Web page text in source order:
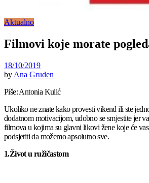
Aktualno
Filmovi koje morate
18/10/2019
by Ana Gruden
Piše: Antonia Kulić
Ukoliko ne znate kako provesti vikend ili ste
dodatnom motivacijom, udobno se smjestite jer
filmova u kojima su glavni likovi žene koje će
podsjetiti da možemo apsolutno sve.
1.Život u ružičastom